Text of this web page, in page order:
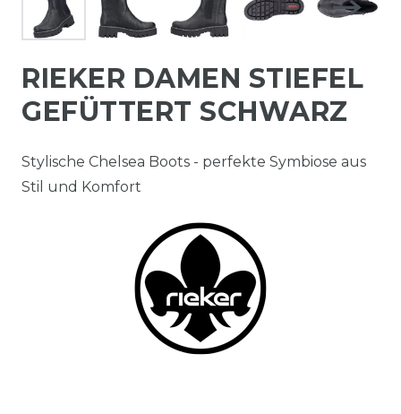
RIEKER DAMEN STIEFEL
GEFÜTTERT SCHWARZ
Stylische Chelsea Boots - perfekte Symbiose aus
Stil und Komfort